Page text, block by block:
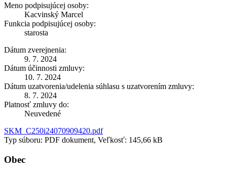
Meno podpisujúcej osoby:
Kacvinský Marcel
Funkcia podpisujúcej osoby:
starosta
Dátum zverejnenia:
9. 7. 2024
Dátum účinnosti zmluvy:
10. 7. 2024
Dátum uzatvorenia/udelenia súhlasu s uzatvorením zmluvy:
8. 7. 2024
Platnosť zmluvy do:
Neuvedené
SKM_C250i24070909420.pdf
Typ súboru: PDF dokument, Veľkosť: 145,66 kB
Obec